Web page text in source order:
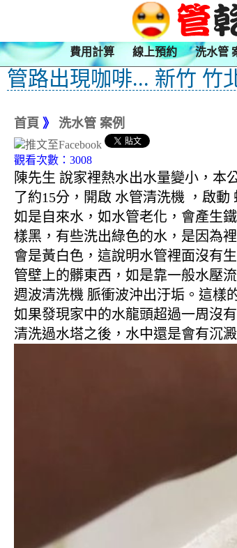
費用計算 線上預約 洗水管
管路出現咖啡... 新竹 竹
首頁 》 洗水管 案例
觀看次數：3008
陳先生 說家裡熱水出水量變小，本
了約15分，開啟 水管清洗機 ，啟
如是自來水，如水管老化，會產生
樣黑，有些洗出綠色的水，是因為
會是黃白色，這說明水管裡面沒有
管壁上的髒東西，如是靠一般水壓
週波清洗機 脈衝波沖出汙垢。這樣
如果發現家中的水龍頭超過一周沒
清洗過水塔之後，水中還是會有沉